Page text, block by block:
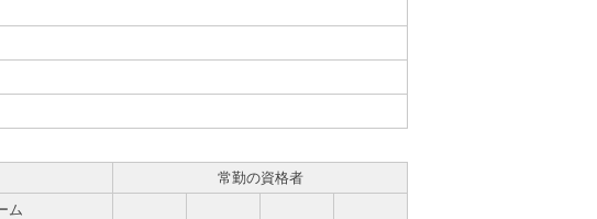
常勤の資格者
ム